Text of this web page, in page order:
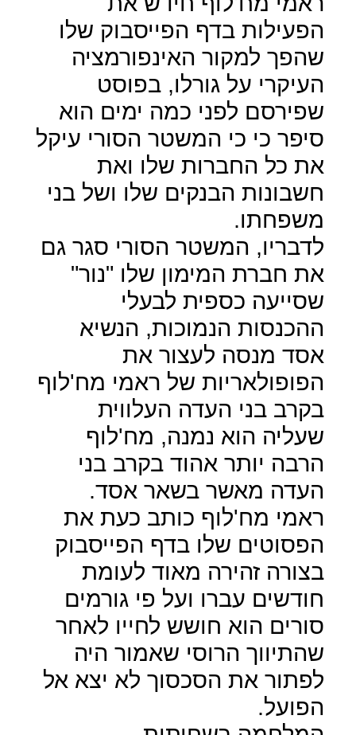
הפעילות בדף הפייסבוק שלו
שהפך למקור האינפורמציה
העיקרי על גורלו, בפוסט
שפירסם לפני כמה ימים הוא
סיפר כי כי המשטר הסורי עיקל
את כל החברות שלו ואת
חשבונות הבנקים שלו ושל בני
משפחתו.
לדבריו, המשטר הסורי סגר גם
את חברת המימון שלו "נור"
שסייעה כספית לבעלי
ההכנסות הנמוכות, הנשיא
אסד מנסה לעצור את
הפופולאריות של ראמי מח'לוף
בקרב בני העדה העלווית
שעליה הוא נמנה, מח'לוף
הרבה יותר אהוד בקרב בני
העדה מאשר בשאר אסד.
ראמי מח'לוף כותב כעת את
הפסוטים שלו בדף הפייסבוק
בצורה זהירה מאוד לעומת
חודשים עברו ועל פי גורמים
סורים הוא חושש לחייו לאחר
שהתיווך הרוסי שאמור היה
לפתור את הסכסוך לא יצא אל
הפועל.